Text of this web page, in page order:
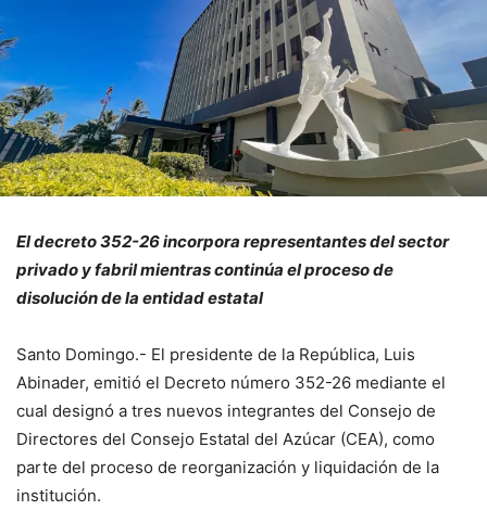
El decreto 352-26 incorpora representantes del sector
privado y fabril mientras continúa el proceso de
disolución de la entidad estatal
Santo Domingo.- El presidente de la República, Luis
Abinader, emitió el Decreto número 352-26 mediante el
cual designó a tres nuevos integrantes del Consejo de
Directores del Consejo Estatal del Azúcar (CEA), como
parte del proceso de reorganización y liquidación de la
institución.